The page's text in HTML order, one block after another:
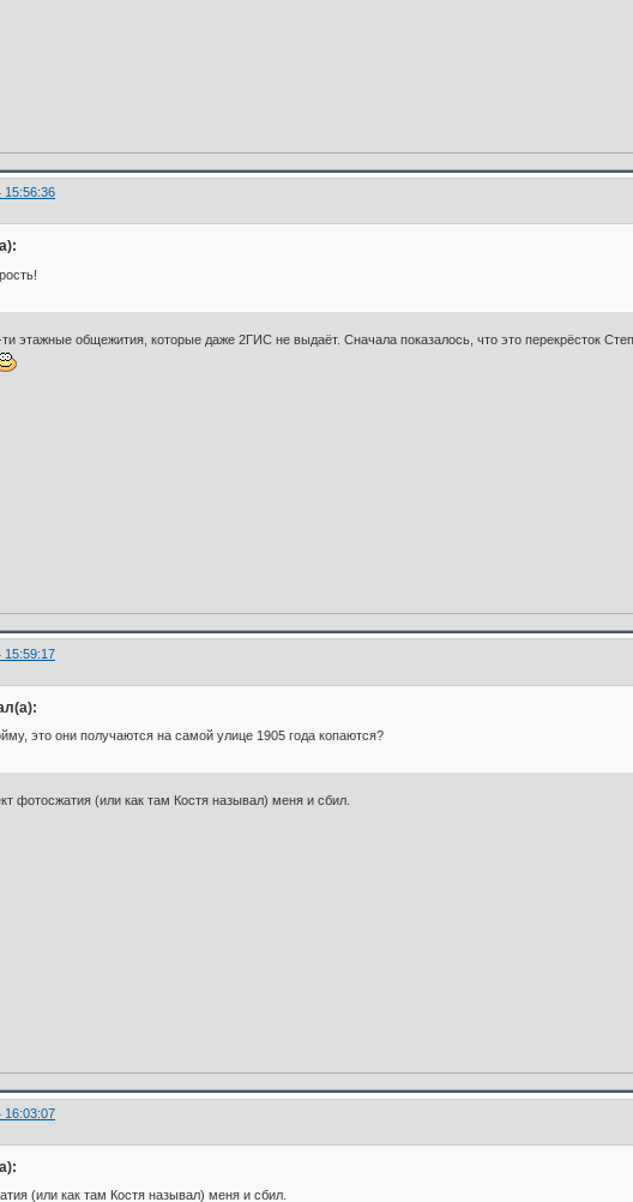
15:56:36
этажные общежития, которые даже 2ГИС не выдаёт. Сначала показалось, что это перекрёсток
15:59:17
это они получаются на самой улице 1905 года копаются?
фотосжатия (или как там Костя называл) меня и сбил.
16:03:07
(или как там Костя называл) меня и сбил.